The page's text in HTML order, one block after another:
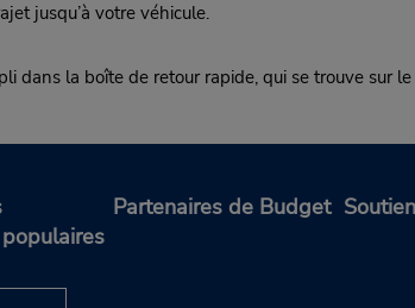
jusqu’à votre véhicule.
la boîte de retour rapide, qui se trouve sur le
Partenaires de Budget